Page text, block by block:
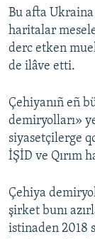
Bu afta
haritalar
derc etken
de ilâve etti.
Çehiyanıñ eñ
demiryolları»
siyasetçilerge
İŞİD ve Qırım
Çehiya
şirket bunı
istinaden 2018